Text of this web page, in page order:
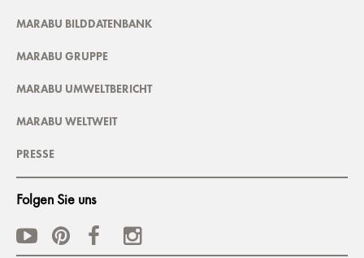
MARABU BILDDATENBANK
MARABU GRUPPE
MARABU UMWELTBERICHT
MARABU WELTWEIT
PRESSE
Folgen Sie uns